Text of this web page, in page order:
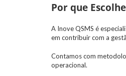
Por que
A Inove QSMS é
em contribuir com a
Contamos com
operacional.